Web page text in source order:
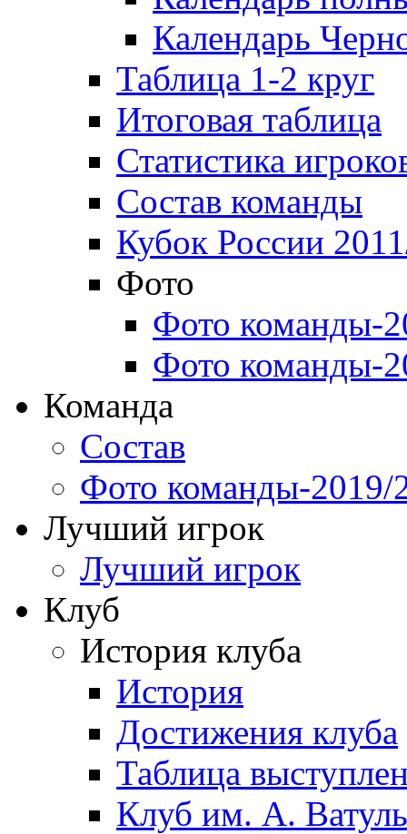
Календарь
Таблица 1-2 круг
Итоговая таблица
Статистика
Состав команды
Кубок России
Фото
Фото команды-
Фото команды-
Команда
Состав
Фото команды-2019/
Лучший игрок
Лучший игрок
Клуб
История клуба
История
Достижения клуба
Таблица
Клуб им. А.